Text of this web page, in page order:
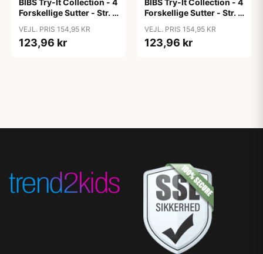
BIBS Try-It Collection - 4
Forskellige Sutter - Str. 1
VEJL. PRIS 154,95 KR
123,96 kr
BIBS Try-It Collection - 4
Forskellige Sutter - Str. 1
VEJL. PRIS 154,95 KR
123,96 kr